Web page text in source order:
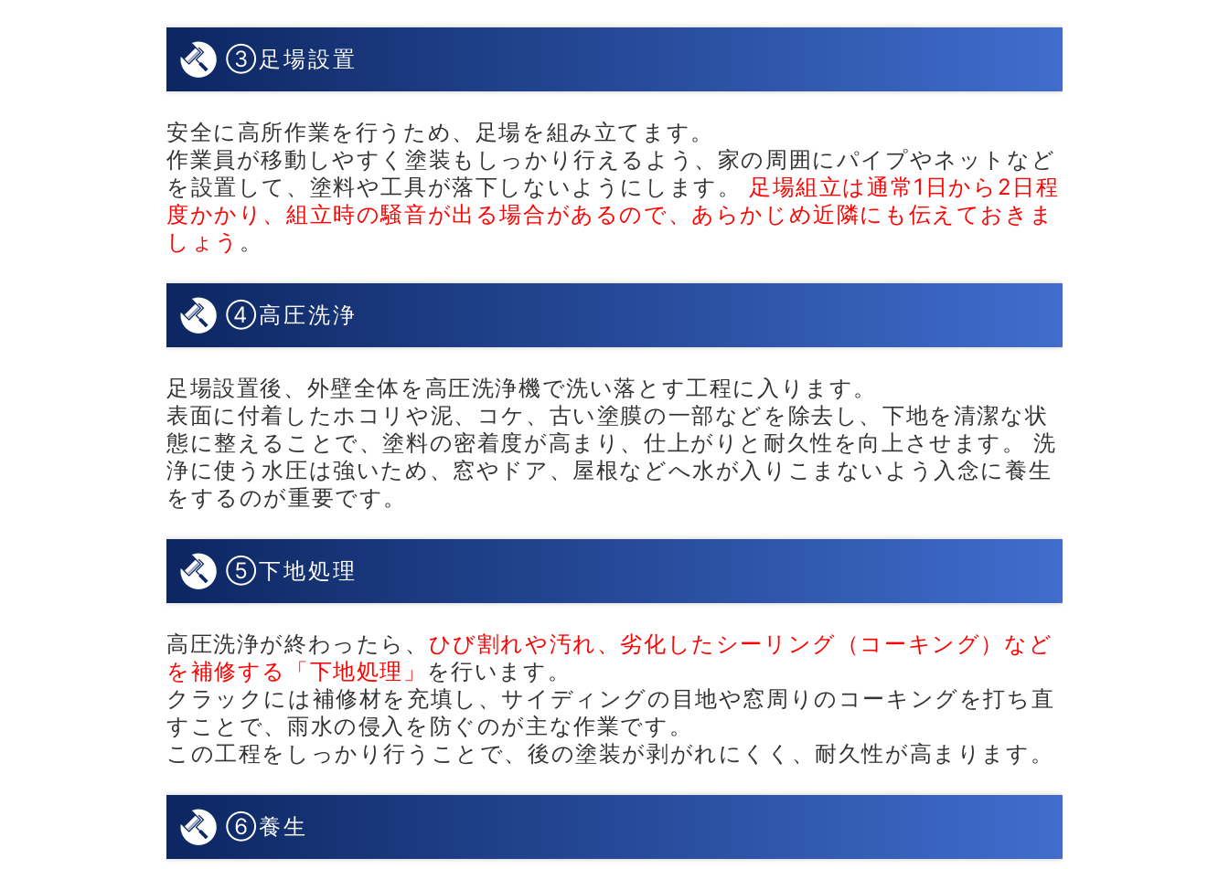
③足場設置
安全に高所作業を行うため、足場を組み立てます。
作業員が移動しやすく塗装もしっかり行えるよう、家の周囲にパイプやネットなど
を設置して、塗料や工具が落下しないようにします。
足場組立は通常1日から2日程
度かかり、組立時の騒音が出る場合があるので、あらかじめ近隣にも伝えておきま
しょう 。
④高圧洗浄
足場設置後、外壁全体を高圧洗浄機で洗い落とす工程に入ります。
表面に付着したホコリや泥、コケ、古い塗膜の一部などを除去し、下地を清潔な状
態に整えることで、塗料の密着度が高まり、仕上がりと耐久性を向上させます。 洗
浄に使う水圧は強いため、窓やドア、屋根などへ水が入りこまないよう入念に養生
をするのが重要です。
⑤下地処理
高圧洗浄が終わったら、 ひび割れや汚れ、劣化したシーリング（コーキング）など
を補修する「下地処理」 を行います。
クラックには補修材を充填し、サイディングの目地や窓周りのコーキングを打ち直
すことで、雨水の侵入を防ぐのが主な作業です。
この工程をしっかり行うことで、後の塗装が剥がれにくく、耐久性が高まります。
⑥養生